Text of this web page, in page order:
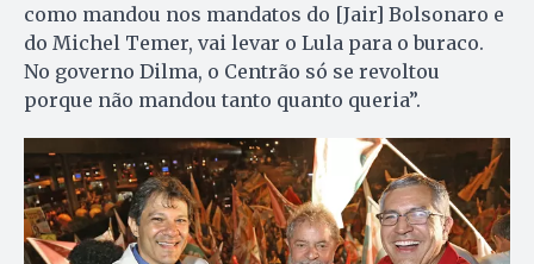
como mandou nos mandatos do [Jair] Bolsonaro e
do Michel Temer, vai levar o Lula para o buraco.
No governo Dilma, o Centrão só se revoltou
porque não mandou tanto quanto queria”.